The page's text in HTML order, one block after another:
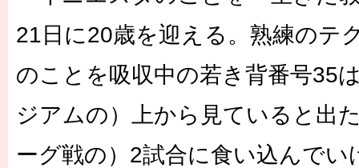
21日に20歳を迎える。熟練のテ
のことを吸収中の若き背番号35
ジアムの）上から見ていると出
ーグ戦の）2試合に食い込んで